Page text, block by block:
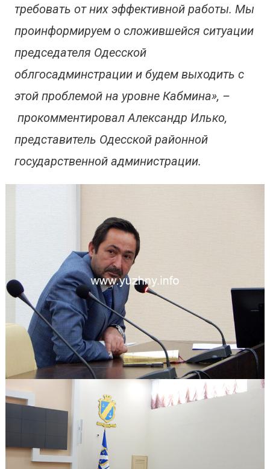
требовать от них эффективной работы. Мы
проинформируем о сложившейся ситуации
председателя Одесской
облгосадминстрации и будем выходить с
этой проблемой на уровне Кабмина», –
прокомментировал Александр Илько,
представитель Одесской районной
государственной администрации.